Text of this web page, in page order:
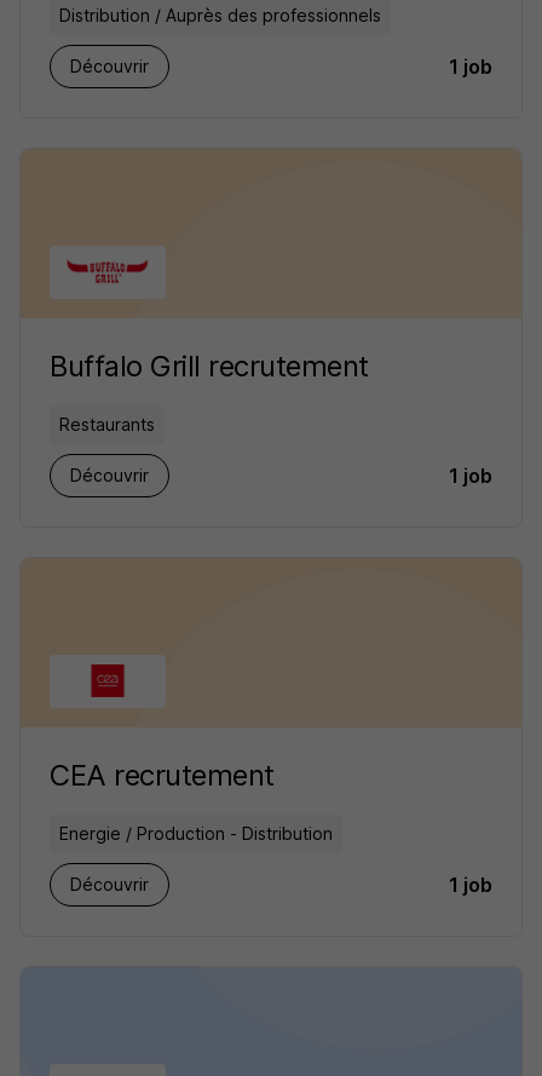
Distribution / Auprès des professionnels
Découvrir 1 job
Buffalo Grill recrutement
Restaurants
Découvrir 1 job
CEA recrutement
Energie / Production - Distribution
Découvrir 1 job